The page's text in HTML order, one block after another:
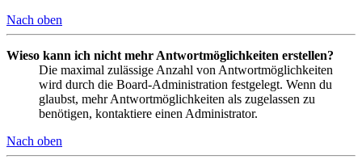
Nach oben
Wieso kann ich nicht mehr Antwortmöglichkeiten erstellen?
Die maximal zulässige Anzahl von Antwortmöglichkeiten
wird durch die Board-Administration festgelegt. Wenn du
glaubst, mehr Antwortmöglichkeiten als zugelassen zu
benötigen, kontaktiere einen Administrator.
Nach oben